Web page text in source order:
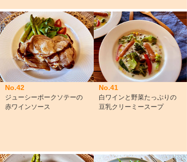
No.42
ジューシーポークソテーの
赤ワインソース
No.41
白ワインと野菜たっぷりの
豆乳クリーミースープ